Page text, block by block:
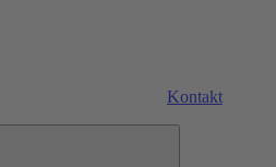
Kontakt